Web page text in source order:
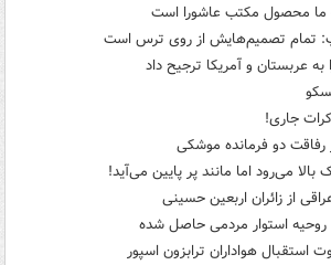
ما محصول مکتب عاشورا است
تمام تصمیم‌هایش از روی ترس است
عربستان و آمریکا ترجیح داد
جاری!
دو فرمانده‌ موشکی
می‌رود اما مانند پر پایین می‌آید!
از زائران اربعین حسینی
روحیه استوار مردمی حاصل شده
هواداران ترابزون اسپور